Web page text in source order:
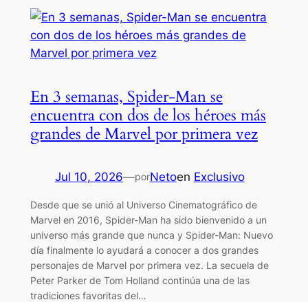
En 3 semanas, Spider-Man se
encuentra con dos de los héroes más
grandes de Marvel por primera vez
Jul 10, 2026—porNetoen Exclusivo
Desde que se unió al Universo Cinematográfico de
Marvel en 2016, Spider-Man ha sido bienvenido a un
universo más grande que nunca y Spider-Man: Nuevo
día finalmente lo ayudará a conocer a dos grandes
personajes de Marvel por primera vez. La secuela de
Peter Parker de Tom Holland continúa una de las
tradiciones favoritas del…